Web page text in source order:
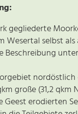
gegliederte
Wesertal selbst
Beschreibung
große (31,2
Geest erodierten